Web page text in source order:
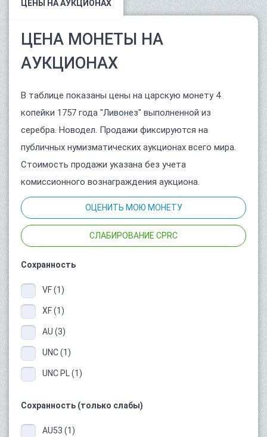
ЦЕНЫ НА АУКЦИОНАХ
ЦЕНА МОНЕТЫ НА
АУКЦИОНАХ
В таблице показаны цены на царскую монету 4
копейки 1757 года "Ливонез" выполненной из
серебра. Новодел. Продажи фиксируются на
публичных нумизматических аукционах всего мира.
Стоимость продажи указана без учета
комиссионного вознаграждения аукциона.
ОЦЕНИТЬ МОЮ МОНЕТУ
СЛАБИРОВАНИЕ CPRC
Сохранность
VF (1)
XF (1)
AU (3)
UNC (1)
UNC PL (1)
Сохранность (только слабы)
AU53 (1)